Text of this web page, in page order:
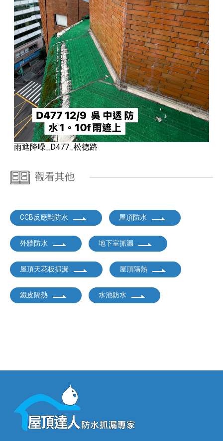
雨遮降噪_D477_松德路
觀看其他
CCB反應氈防水 屋頂防水
外牆防水 地下室抓漏
屋頂天花板抓漏 屋頂隔熱
鐵皮隔熱 水池防水